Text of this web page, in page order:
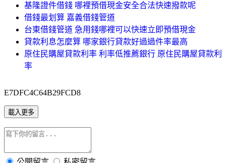
基隆證件借錢 哪裡預借現金安全合法快速撥款呢
借錢最划算 嘉義借錢管道
台東借錢管道 急用錢哪裡可以快速立即預借現金
貸款利息怎麼算 哪家銀行貸款好過過件率最高
原住民購屋貸款利率 利率低推薦銀行 原住民購屋貸款利
率
E7DFC4C64B29FCD8
載入更多